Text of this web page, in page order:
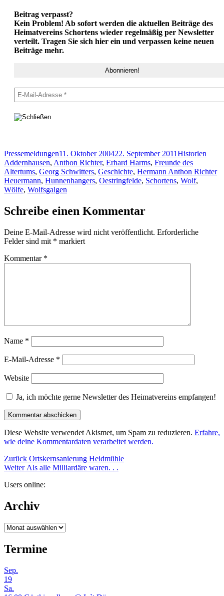
Beitrag verpasst?
Kein Problem! Ab sofort werden die aktuellen Beiträge des
Heimatvereins Schortens wieder regelmäßig per Newsletter
verteilt. Tragen Sie sich hier ein und verpassen keine neuen
Beiträge mehr.
Autor
PressemeldungenVeröffentlicht
am
11. Oktober 200422. September 2011Kategorien
Historien
Addernhausen, Anthon Richter, Erhard Harms, Freunde des
Altertums, Georg Schwitters, Geschichte, Hermann Anthon Richter
Heuermann, Hunnenhangers, Oestringfelde, Schortens, Wolf,
Wölfe, Wolfsgalgen
Schreibe einen Kommentar
Deine E-Mail-Adresse wird nicht veröffentlicht. Erforderliche
Felder sind mit * markiert
Kommentar *
Name *
E-Mail-Adresse *
Website
Ja, ich möchte gerne Newsletter des Heimatvereins empfangen!
Diese Website verwendet Akismet, um Spam zu reduzieren. Erfahre,
wie deine Kommentardaten verarbeitet werden.
Beitragsnavigation
Zurück Vorheriger
Beitrag:
Ortskernsanierung Heidmühle
Weiter Nächster
Als alle Milliardäre waren. . .
Users online:
Archiv
Archiv
Termine
Sep.
19
Sa.